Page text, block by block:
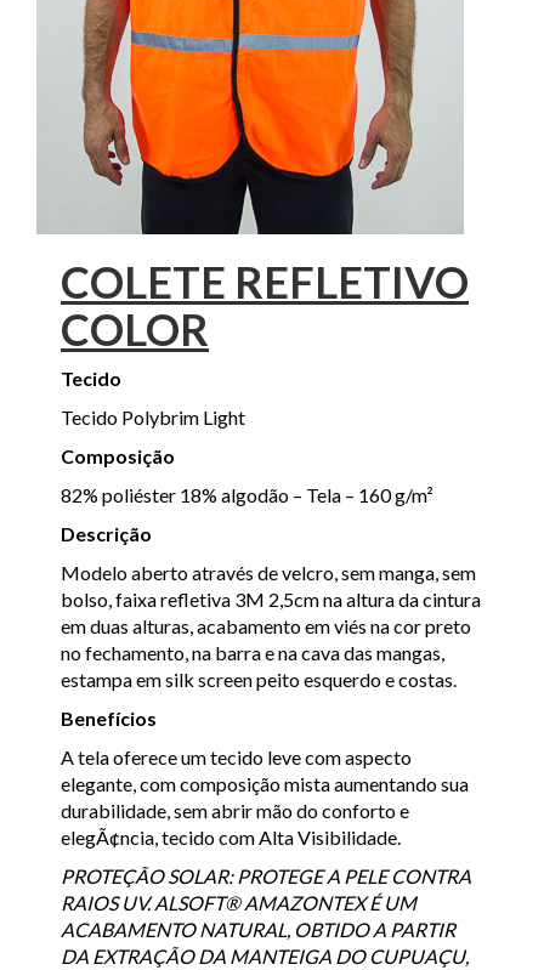
COLETE REFLETIVO
COLOR
Tecido
Tecido Polybrim Light
Composição
82% poliéster 18% algodão – Tela – 160 g/m²
Descrição
Modelo aberto através de velcro, sem manga, sem
bolso, faixa refletiva 3M 2,5cm na altura da cintura
em duas alturas, acabamento em viés na cor preto
no fechamento, na barra e na cava das mangas,
estampa em silk screen peito esquerdo e costas.
Benefícios
A tela oferece um tecido leve com aspecto
elegante, com composição mista aumentando sua
durabilidade, sem abrir mão do conforto e
elegÃ¢ncia, tecido com Alta Visibilidade.
PROTEÇÃO SOLAR: PROTEGE A PELE CONTRA
RAIOS UV. ALSOFT® AMAZONTEX É UM
ACABAMENTO NATURAL, OBTIDO A PARTIR
DA EXTRAÇÃO DA MANTEIGA DO CUPUAÇU,